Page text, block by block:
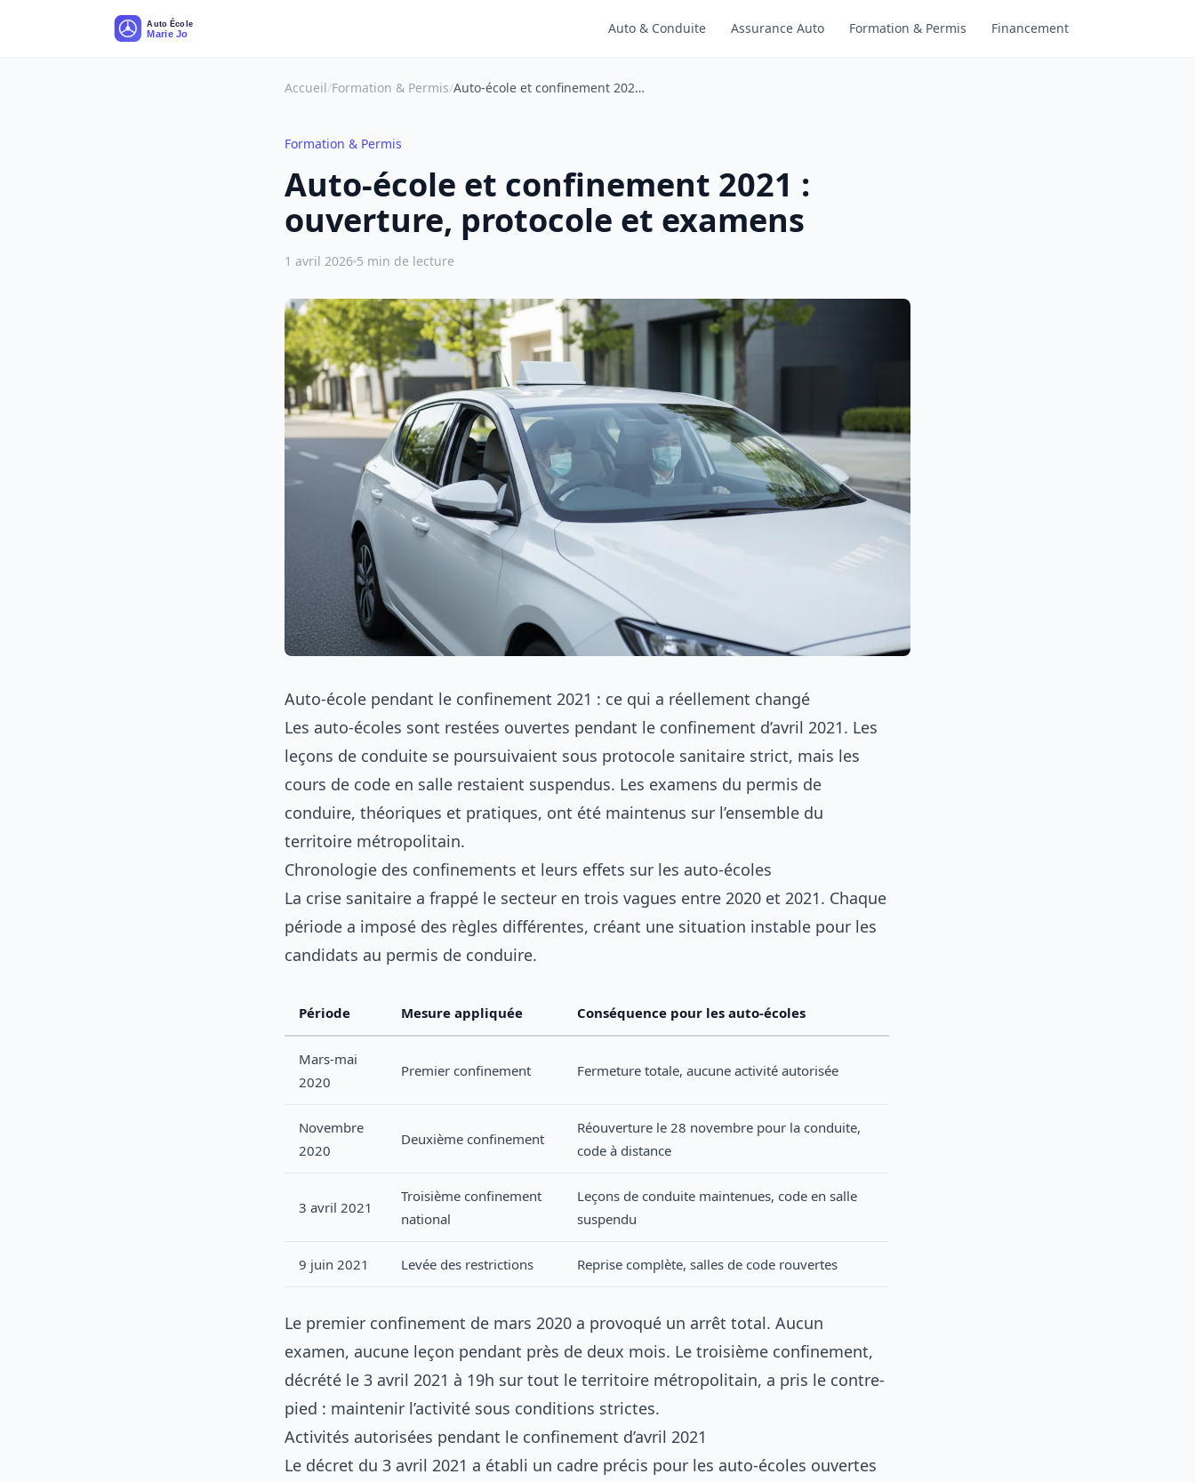
Auto & Conduite Assurance Auto Formation & Permis Financement
Accueil/Formation & Permis/ Auto-école et confinement 2021 : ouverture, protocole et examens
Formation & Permis
Auto-école et confinement 2021 :
ouverture, protocole et examens
1 avril 2026 5 min de lecture
Auto-école pendant le confinement 2021 : ce qui a réellement changé
Les auto-écoles sont restées ouvertes pendant le confinement d’avril 2021. Les
leçons de conduite se poursuivaient sous protocole sanitaire strict, mais les
cours de code en salle restaient suspendus. Les examens du permis de
conduire, théoriques et pratiques, ont été maintenus sur l’ensemble du
territoire métropolitain.
Chronologie des confinements et leurs effets sur les auto-écoles
La crise sanitaire a frappé le secteur en trois vagues entre 2020 et 2021. Chaque
période a imposé des règles différentes, créant une situation instable pour les
candidats au permis de conduire.
Période Mesure appliquée Conséquence pour les auto-écoles
Mars-mai
2020
Premier confinement Fermeture totale, aucune activité autorisée
Novembre
2020
Deuxième confinement
Réouverture le 28 novembre pour la conduite,
code à distance
3 avril 2021
Troisième confinement
national
Leçons de conduite maintenues, code en salle
suspendu
9 juin 2021 Levée des restrictions Reprise complète, salles de code rouvertes
Le premier confinement de mars 2020 a provoqué un arrêt total. Aucun
examen, aucune leçon pendant près de deux mois. Le troisième confinement,
décrété le 3 avril 2021 à 19h sur tout le territoire métropolitain, a pris le contre-
pied : maintenir l’activité sous conditions strictes.
Activités autorisées pendant le confinement d’avril 2021
Le décret du 3 avril 2021 a établi un cadre précis pour les auto-écoles ouvertes